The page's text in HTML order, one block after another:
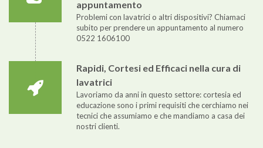
appuntamento
Problemi con lavatrici o altri dispositivi? Chiamaci
subito per prendere un appuntamento al numero
0522 1606100
Rapidi, Cortesi ed Efficaci nella cura di
lavatrici
Lavoriamo da anni in questo settore: cortesia ed
educazione sono i primi requisiti che cerchiamo nei
tecnici che assumiamo e che mandiamo a casa dei
nostri clienti.